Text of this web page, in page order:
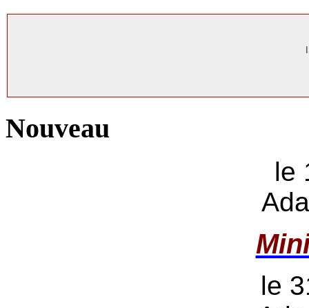
Nouveau
le
le